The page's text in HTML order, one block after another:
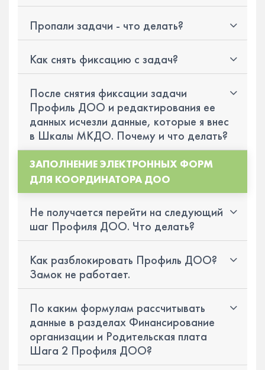
Пропали задачи - что делать?
Как снять фиксацию с задач?
После снятия фиксации задачи
Профиль ДОО и редактирования ее
данных исчезли данные, которые я внес
в Шкалы МКДО. Почему и что делать?
ЗАПОЛНЕНИЕ ЭЛЕКТРОННЫХ ФОРМ
ДЛЯ КООРДИНАТОРА ДОО
Не получается перейти на следующий
шаг Профиля ДОО. Что делать?
Как разблокировать Профиль ДОО?
Замок не работает.
По каким формулам рассчитывать
данные в разделах Финансирование
организации и Родительская плата
Шага 2 Профиля ДОО?